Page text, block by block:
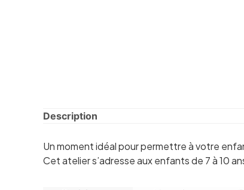
Description
Un moment idéal pour permettre à votre
Cet atelier s’adresse aux enfants de 7 à 10